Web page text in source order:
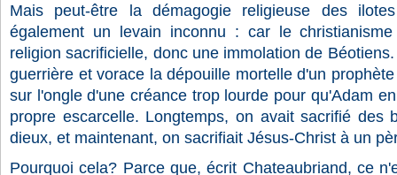
Mais peut-être la démagogie religieuse des
également un levain inconnu : car le
religion sacrificielle, donc une immolation de
guerrière et vorace la dépouille mortelle d'un
sur l'ongle d'une créance trop lourde pour qu'Adam
propre escarcelle. Longtemps, on avait sacrifié
dieux, et maintenant, on sacrifiait Jésus-Christ à un
Pourquoi cela? Parce que, écrit Chateaubriand, ce